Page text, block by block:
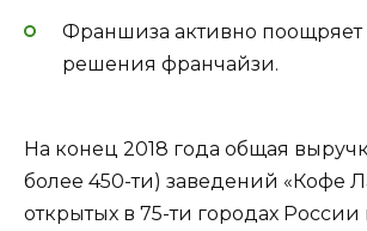
Франшиза активно поощряет
решения франчайзи.
На конец 2018 года общая
более 450-ти) заведений «Кофе
открытых в 75-ти городах России